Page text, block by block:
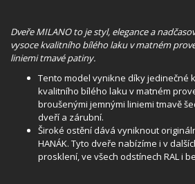
Dveře MILANO to je styl, elegance a
vysoce kvalitního bílého laku v matném
liniemi tmavé patiny.
Tento model vynikne díky jedinečné
kvalitního bílého laku v matném
broušenými jemnými liniemi tmavě
dveří a zárubní.
Široké ostění dává vyniknout
HANÁK. Tyto dveře nabízíme i v
prosklení, ve všech odstínech RAL i